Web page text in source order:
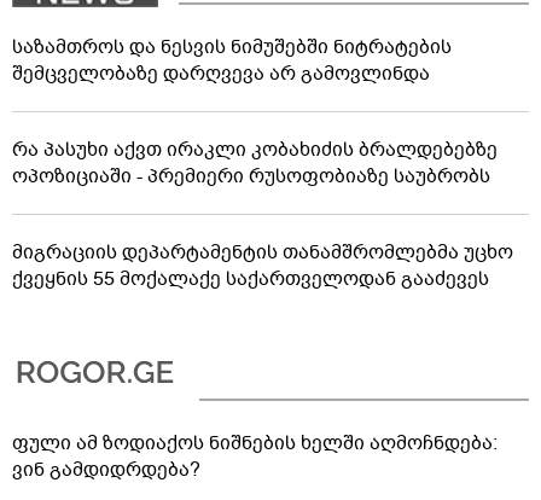
საზამთროს და ნესვის ნიმუშებში ნიტრატების
შემცველობაზე დარღვევა არ გამოვლინდა
რა პასუხი აქვთ ირაკლი კობახიძის ბრალდებებზე
ოპოზიციაში - პრემიერი რუსოფობიაზე საუბრობს
მიგრაციის დეპარტამენტის თანამშრომლებმა უცხო
ქვეყნის 55 მოქალაქე საქართველოდან გააძევეს
ფული ამ ზოდიაქოს ნიშნების ხელში აღმოჩნდება:
ვინ გამდიდრდება?